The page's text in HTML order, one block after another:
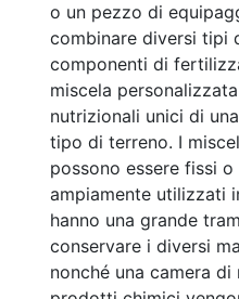
o un pezzo di
combinare diversi tipi
componenti di
miscela
nutrizionali unici di
tipo di terreno. I
possono essere fissi
ampiamente utilizzati
hanno una grande
conservare i diversi
nonché una camera